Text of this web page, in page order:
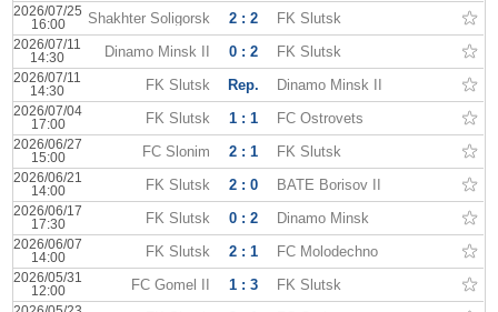
2026/07/25
16:00
Shakhter Soligorsk 2 : 2 FK Slutsk
2026/07/11
14:30
Dinamo Minsk II 0 : 2 FK Slutsk
2026/07/11
14:30
FK Slutsk Rep. Dinamo Minsk II
2026/07/04
17:00
FK Slutsk 1 : 1 FC Ostrovets
2026/06/27
15:00
FC Slonim 2 : 1 FK Slutsk
2026/06/21
14:00
FK Slutsk 2 : 0 BATE Borisov II
2026/06/17
17:30
FK Slutsk 0 : 2 Dinamo Minsk
2026/06/07
14:00
FK Slutsk 2 : 1 FC Molodechno
2026/05/31
12:00
FC Gomel II 1 : 3 FK Slutsk